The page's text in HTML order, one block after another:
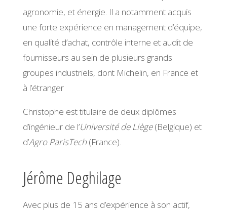
agronomie, et énergie. Il a notamment acquis
une forte expérience en management d’équipe,
en qualité d’achat, contrôle interne et audit de
fournisseurs au sein de plusieurs grands
groupes industriels, dont Michelin, en France et
à l’étranger
Christophe est titulaire de deux diplômes
d’ingénieur de l’Université de Liège(Belgique) et
d’Agro ParisTech(France).
Jérôme Deghilage
Avec plus de 15 ans d’expérience à son actif,